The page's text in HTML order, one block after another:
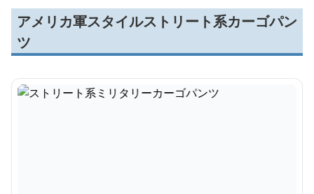
アメリカ軍スタイルストリート系カーゴパン
ツ